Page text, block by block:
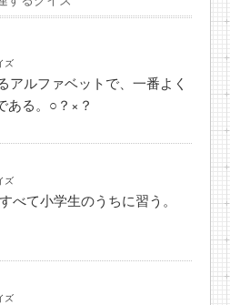
ズ
アルファベットで、一番よく
ある。○？×？
ズ
べて小学生のうちに習う。
ズ